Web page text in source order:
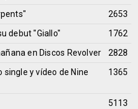
2653
debut "Giallo"
1762
en Discos Revolver
2828
single y vídeo de Nine
1365
5113